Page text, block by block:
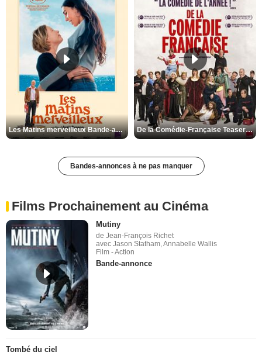
Les Matins merveilleux Bande-annonce VF De la Comédie-Française Teaser VF
Bandes-annonces à ne pas manquer
Films Prochainement au Cinéma
Mutiny
de Jean-François Richet
avec Jason Statham, Annabelle Wallis
Film - Action
Bande-annonce
Tombé du ciel